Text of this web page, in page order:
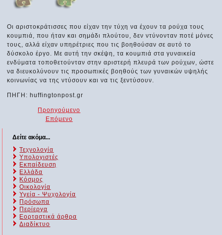
Οι αριστοκράτισσες που είχαν την τύχη να έχουν τα ρούχα τους
κουμπιά, που ήταν και σημάδι πλούτου, δεν ντύνονταν ποτέ μόνες
τους, αλλά είχαν υπηρέτριες που τις βοηθούσαν σε αυτό το
δύσκολο έργο. Με αυτή την σκέψη, τα κουμπιά στα γυναικεία
ενδύματα τοποθετούνταν στην αριστερή πλευρά των ρούχων, ώστε
να διευκολύνουν τις προσωπικές βοηθούς των γυναικών υψηλής
κοινωνίας να της ντύσουν και να τις ξεντύσουν.
ΠΗΓΗ: huffingtonpost.gr
Προηγούμενο
Επόμενο
Δείτε ακόμα...
Τεχνολογία
Υπολογιστές
Εκπαίδευση
Ελλάδα
Κόσμος
Οικολογία
Υγεία - Ψυχολογία
Πρόσωπα
Περίεργα
Εορταστικά άρθρα
Διαδίκτυο